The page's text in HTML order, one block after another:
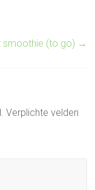
smoothie (to go) →
Verplichte velden